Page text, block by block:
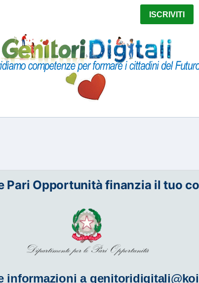
Pari Opportunità finanzia il tuo
informazioni a